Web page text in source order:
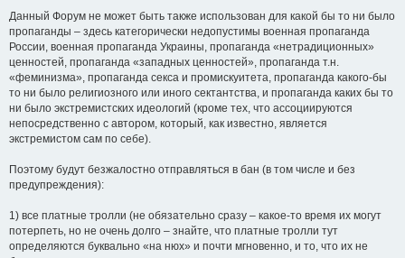
Данный Форум не может быть также использован для какой бы то ни было
пропаганды – здесь категорически недопустимы военная пропаганда
России, военная пропаганда Украины, пропаганда «нетрадиционных»
ценностей, пропаганда «западных ценностей», пропаганда т.н.
«феминизма», пропаганда секса и промискуитета, пропаганда какого-бы
то ни было религиозного или иного сектантства, и пропаганда каких бы то
ни было экстремистских идеологий (кроме тех, что ассоциируются
непосредственно с автором, который, как известно, является
экстремистом сам по себе).
Поэтому будут безжалостно отправляться в бан (в том числе и без
предупреждения):
1) все платные тролли (не обязательно сразу – какое-то время их могут
потерпеть, но не очень долго – знайте, что платные тролли тут
определяются буквально «на нюх» и почти мгновенно, и то, что их не